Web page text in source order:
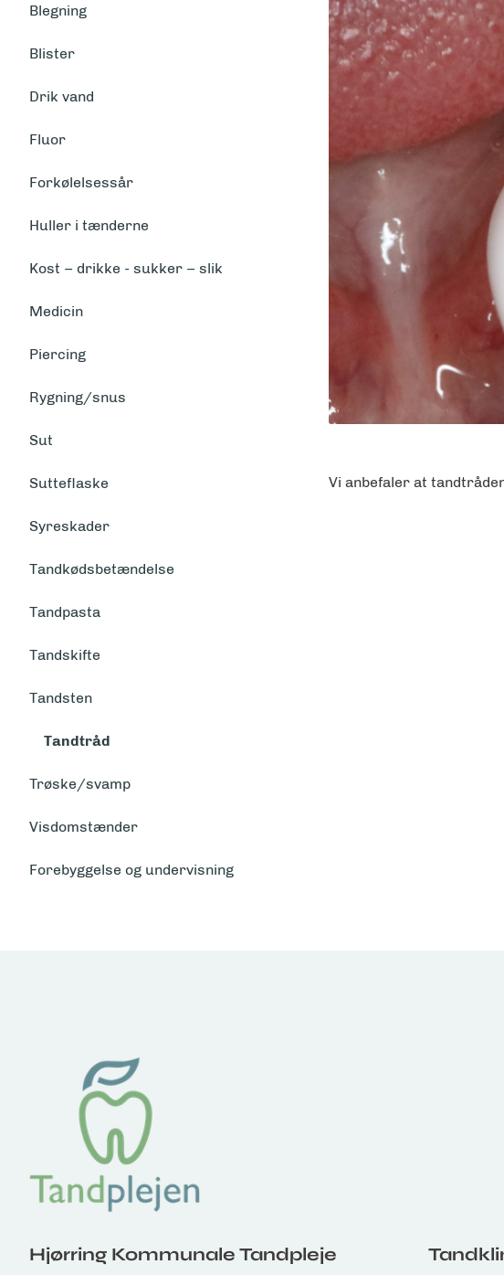
Blegning
Blister
Drik vand
Fluor
Forkølelsessår
Huller i tænderne
Kost – drikke - sukker – slik
Medicin
Piercing
Rygning/snus
Sut
Sutteflaske
Syreskader
Tandkødsbetændelse
Tandpasta
Tandskifte
Tandsten
Tandtråd
Trøske/svamp
Visdomstænder
Forebyggelse og undervisning
Vi anbefaler at
Hjørring Kommunale Tandpleje